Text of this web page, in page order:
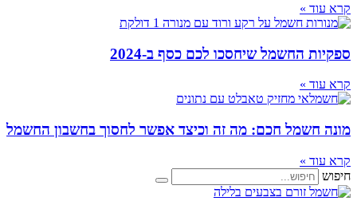
קרא עוד »
ספקיות החשמל שיחסכו לכם כסף ב-2024
קרא עוד »
מונה חשמל חכם: מה זה וכיצד אפשר לחסוך בחשבון החשמל
קרא עוד »
חיפוש